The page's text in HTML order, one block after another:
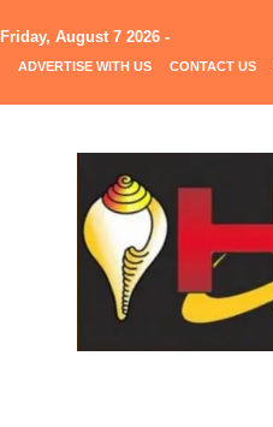
Friday, August 7 2026 -
ADVERTISE WITH US CONTACT US